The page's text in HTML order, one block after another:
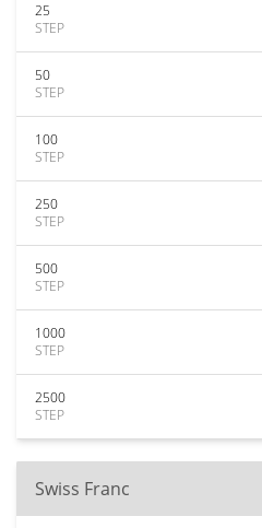
25
STEP
50
STEP
100
STEP
250
STEP
500
STEP
1000
STEP
2500
STEP
Swiss Franc